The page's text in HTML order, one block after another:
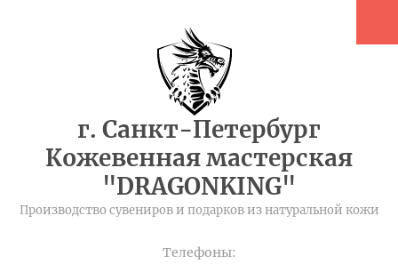
г. Санкт-Петербург
Кожевенная мастерская
"DRAGONKING"
Производство сувениров и подарков из натуральной кожи
Телефоны: